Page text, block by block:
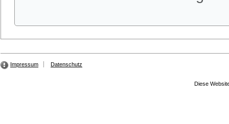
Impressum Datenschutz
Diese